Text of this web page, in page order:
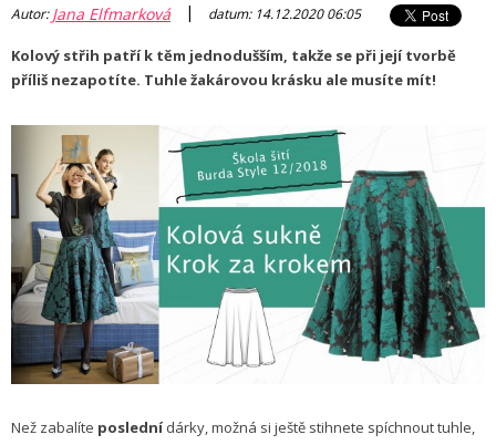
Autor:Jana Elfmarková | datum: 14.12.2020 06:05
Kolový střih patří k těm jednodušším, takže se při její tvorbě
příliš nezapotíte. Tuhle žakárovou krásku ale musíte mít!
Než zabalíte poslednídárky, možná si ještě stihnete spíchnout tuhle,